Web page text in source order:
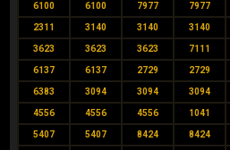
6100 6100 7977 7977
2311 3140 3140 3140
3623 3623 3623 7111
6137 6137 2729 2729
6383 3094 3094 3094
4556 4556 4556 1041
5407 5407 8424 8424